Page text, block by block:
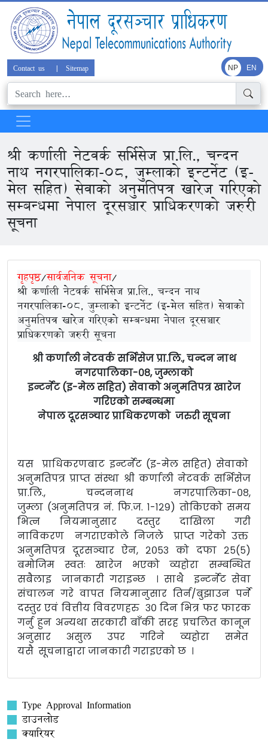
Contact us | Sitemap NP EN
श्री कर्णाली नेटवर्क सर्भिसेज प्रा.लि., चन्दन
नाथ नगरपालिका-०८, जुम्लाको इन्टर्नेट (इ-
मेल सहित) सेवाको अनुमतिपत्र खारेज गरिएको
सम्बन्धमा नेपाल दूरसञ्चार प्राधिकरणको जरुरी
सूचना
गृहपृष्ठ/सार्वजनिक सूचना/
श्री कर्णाली नेटवर्क सर्भिसेज प्रा.लि., चन्दन नाथ
नगरपालिका-०८, जुम्लाको इन्टर्नेट (इ-मेल सहित) सेवाको
अनुमतिपत्र खारेज गरिएको सम्बन्धमा नेपाल दूरसञ्चार
प्राधिकरणको जरुरी सूचना
श्री कर्णाली नेटवर्क सर्भिसेज प्रा.लि., चन्दन नाथ
नगरपालिका-०८, जुम्लाको
इन्टर्नेट (इ-मेल सहित) सेवाको अनुमतिपत्र खारेज
गरिएको सम्बन्धमा
नेपाल दूरसञ्चार प्राधिकरणको जरुरी सूचना
यस प्राधिकरणबाट इन्टर्नेट (इ-मेल सहित) सेवाको
अनुमतिपत्र प्राप्त संस्था श्री कर्णाली नेटवर्क सर्भिसेज
प्रा.लि., चन्दननाथ नगरपालिका-०८,
जुम्ला (अनुमतिपत्र नं. फि.ज. १-१२९) तोकिएको समय
भित्न नियमानुसार दस्तुर दाखिला गरी
नाविकरण नगराएकोले निजले प्राप्त गरेको उक्त
अनुमतिपत्र दूरसञ्चार ऐन, २०५३ को दफा २५(५)
बमोजिम स्वतः खारेज भएको व्यहोरा सम्बन्धित
सबैलाइ जानकारी गराइन्छ । साथै इन्टर्नेट सेवा
संचालन गरे वापत नियमानुसार तिर्न/बुझाउन पर्ने
दस्तुर एवं वित्तीय विवरणहरु ३० दिन भित्र फर फारक
गर्नु हुन अन्यथा सरकारी बाँकी सरह प्रचलित कानून
अनुसार असुल उपर गरिने व्यहोरा समेत
यसै सूचनाद्वारा जानकारी गराइएको छ ।
Type Approval Information
डाउनलोड
क्यारियर